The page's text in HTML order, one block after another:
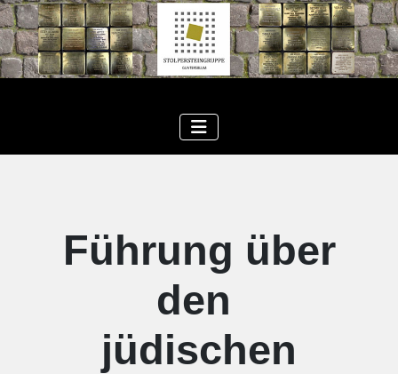
Führung über
den
jüdischen